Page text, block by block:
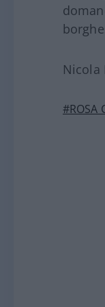
Nicola
#ROSA